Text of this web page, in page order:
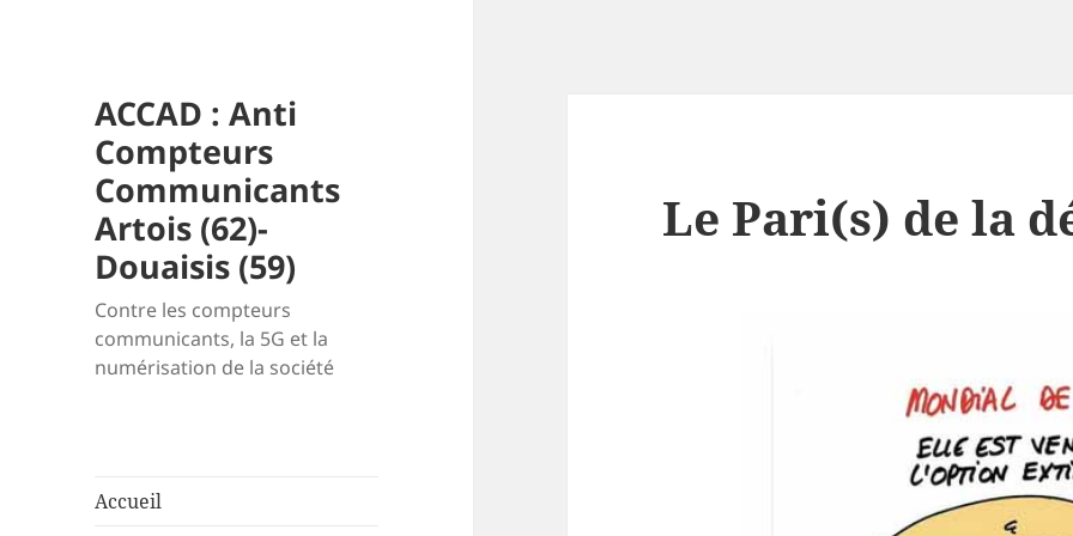
ACCAD : Anti
Compteurs
Communicants
Artois (62)-
Douaisis (59)
Contre les compteurs
communicants, la 5G et la
numérisation de la société
Accueil
Le Pari(s) de la